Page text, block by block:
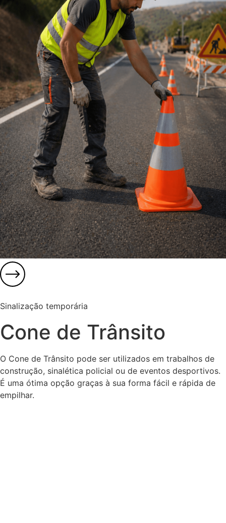
Sinalização temporária
Cone de Trânsito
O Cone de Trânsito pode ser utilizados em trabalhos de
construção, sinalética policial ou de eventos desportivos.
É uma ótima opção graças à sua forma fácil e rápida de
empilhar.